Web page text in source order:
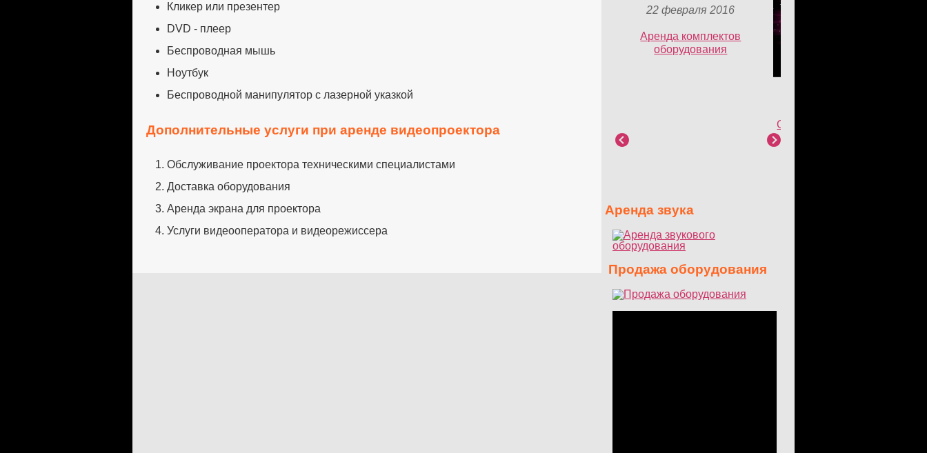
Кликер или презентер
DVD - плеер
Беспроводная мышь
Ноутбук
Беспроводной манипулятор с лазерной указкой
Дополнительные услуги при аренде видеопроектора
Обслуживание проектора техническими специалистами
Доставка оборудования
Аренда экрана для проектора
Услуги видеооператора и видеорежиссера
Оборудование для праздников
Аренда звука
Продажа оборудования